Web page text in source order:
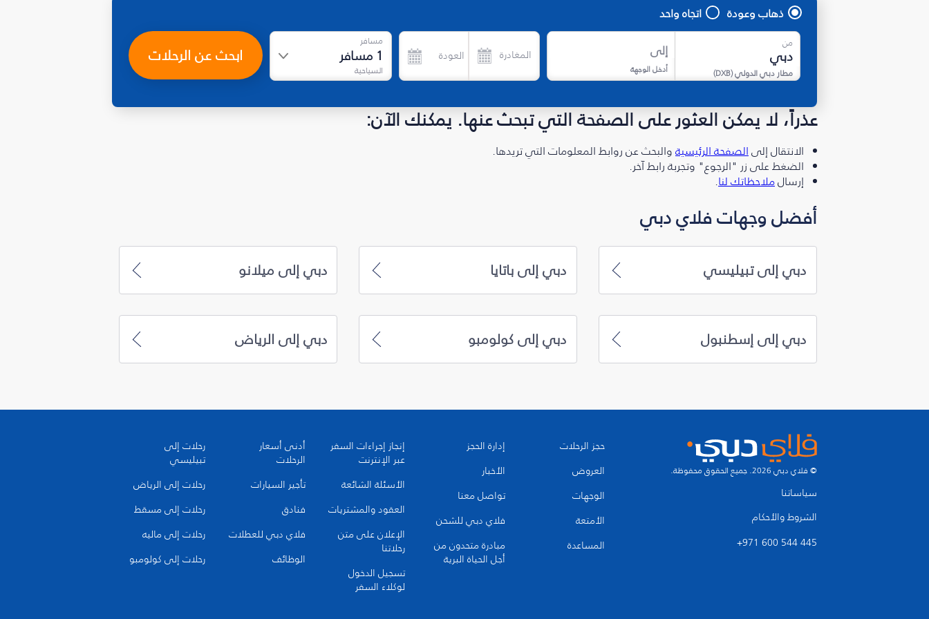
ذهاب وعودة اتجاه واحد
من
مطار دبي الدولي(
DXB
)
إلى
أدخل الوجهة
المغادرة العودة
مسافر
1 مسافر
السياحية
ابحث عن الرحلات
عذراً، لا يمكن العثور على الصفحة التي تبحث عنها. يمكنك الآن:
الانتقال إلى الصفحة الرئيسية والبحث عن روابط المعلومات التي تريدها.
الضغط على زر "الرجوع" وتجربة رابط آخر.
إرسالملاحظاتك لنا.
أفضل وجهات فلاي دبي
دبي إلى تبيليسي دبي إلى باتايا دبي إلى ميلانو
دبي إلى إسطنبول دبي إلى كولومبو دبي إلى الرياض
© فلاي دبي 2026. جميع الحقوق محفوظة.
سياساتنا
الشروط والأحكام
+971 600 544 445
حجز الرحلات
العروض
الوجهات
الأمتعة
المساعدة
إدارة الحجز
الأخبار
تواصل معنا
فلاي دبي للشحن
مبادرة متحدون من
أجل الحياة البرية
إنجاز إجراءات السفر
عبر الإنترنت
الأسئلة الشائعة
العقود والمشتريات
الإعلان على متن
رحلاتنا
تسجيل الدخول
لوكلاء السفر
أدنى أسعار
الرحلات
تأجير السيارات
فنادق
فلاي دبي للعطلات
الوظائف
رحلات إلى
تبيليسي
رحلات إلى الرياض
رحلات إلى مسقط
رحلات إلى ماليه
رحلات إلى كولومبو